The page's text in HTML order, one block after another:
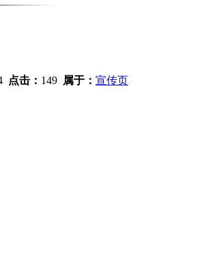
点击： 149 属于： 宣传页